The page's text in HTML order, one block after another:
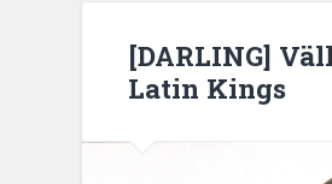
[DARLING]
Latin Kings